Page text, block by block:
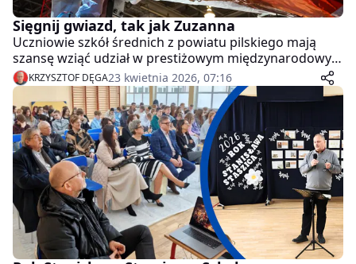
Sięgnij gwiazd, tak jak Zuzanna
Uczniowie szkół średnich z powiatu pilskiego mają
szansę wziąć udział w prestiżowym międzynarodowym
programie kosmicznym. Do aplikowania zachęca
Zuzanna Kassner, uczennica I Liceum
Ogólnokształcącego w Pile, która w ubiegłym roku
reprezentowała Polskę w programie stypendialnym
"Endeavour".
KRZYSZTOF DĘGA23 kwietnia 2026, 07:16